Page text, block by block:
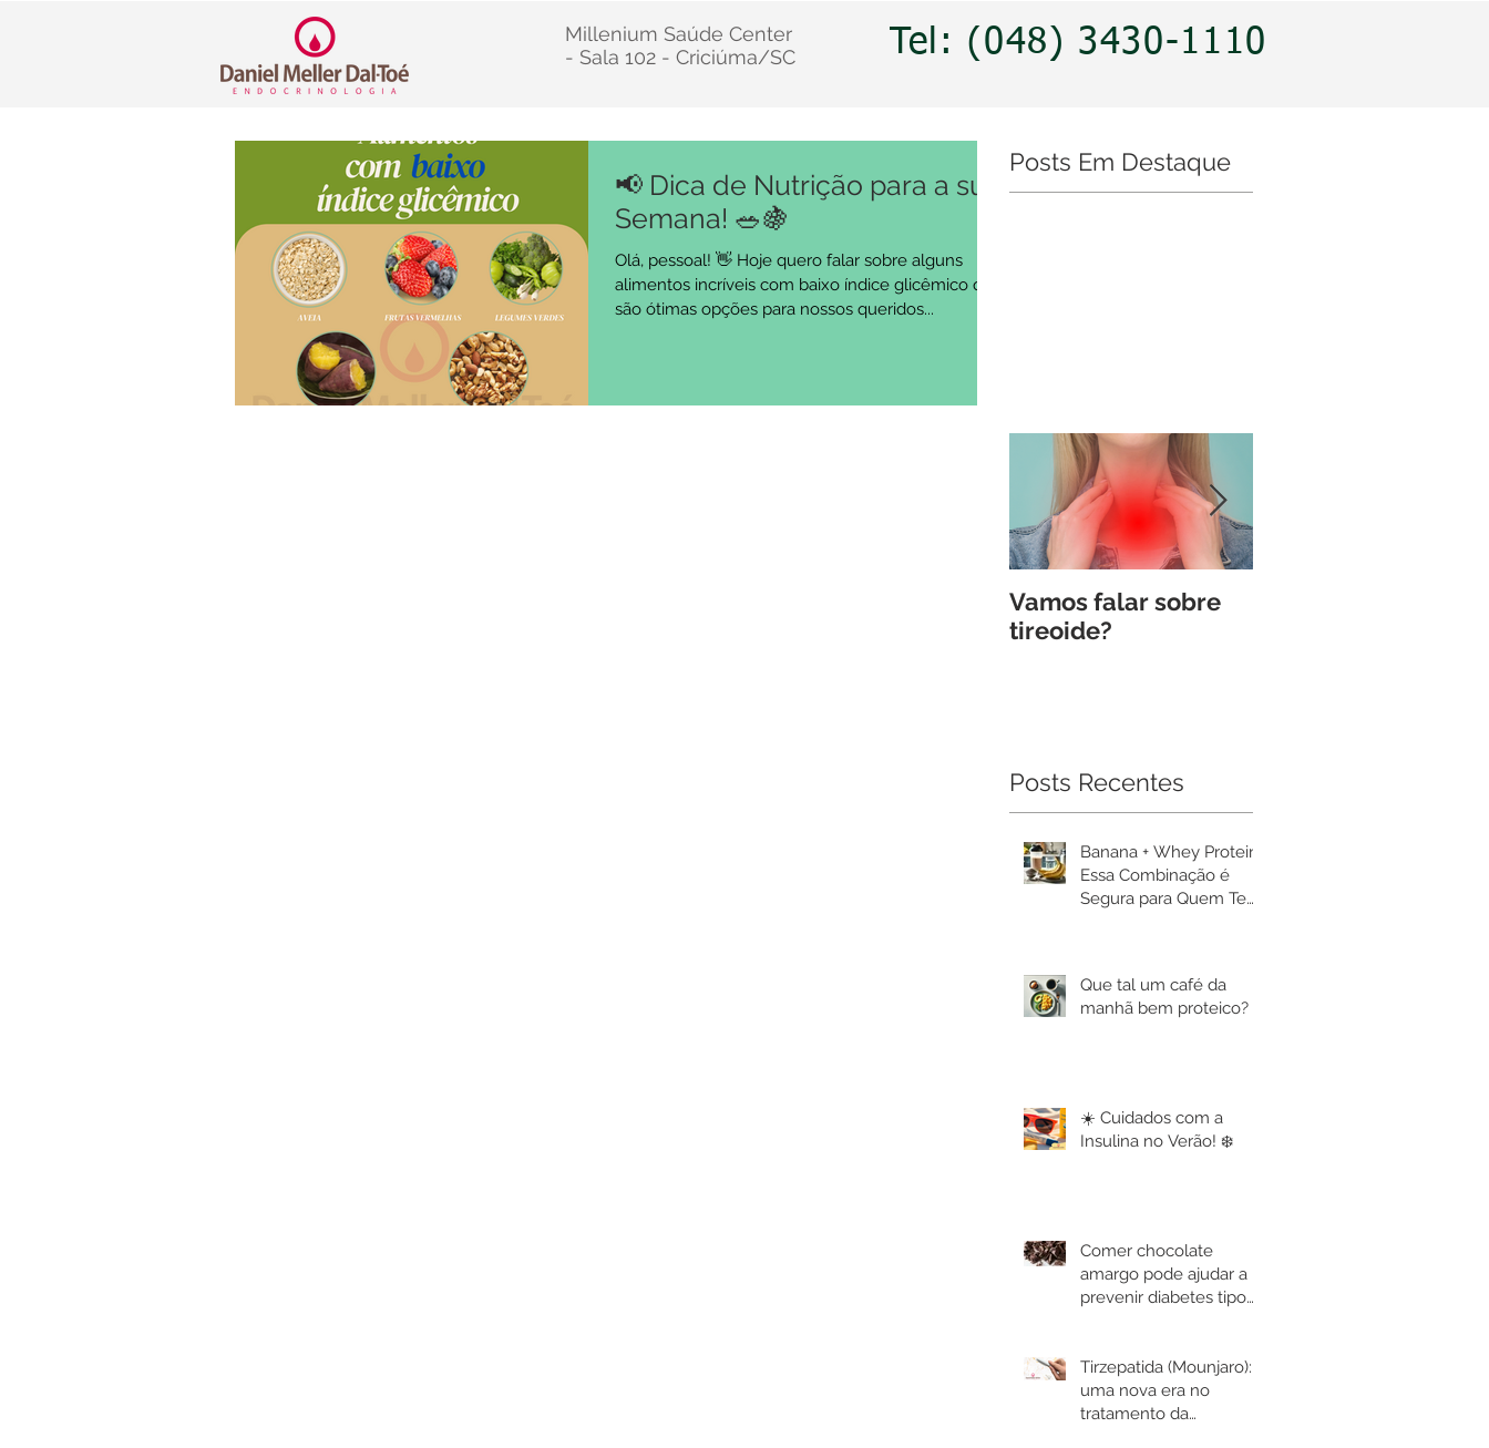
Millenium Saúde Center
- Sala 102 - Criciúma/SC
Tel: (048) 3430-1110
📢 Dica de Nutrição para a sua
Semana! 🥗🍇
Olá, pessoal! 👋 Hoje quero falar sobre alguns
alimentos incríveis com baixo índice glicêmico que
são ótimas opções para nossos queridos...
Posts Em Destaque
Vamos falar sobre
tireoide?
Posts Recentes
Banana + Whey Protein:
Essa Combinação é
Segura para Quem Tem
Que tal um café da
manhã bem proteico?
☀️ Cuidados com a
Insulina no Verão! ❄️
Comer chocolate
amargo pode ajudar a
prevenir diabetes tipo
Tirzepatida (Mounjaro):
uma nova era no
tratamento da